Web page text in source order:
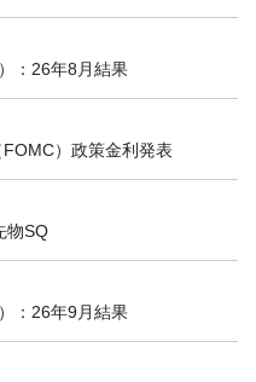
：26年8月結果
）政策金利発表
物SQ
：26年9月結果